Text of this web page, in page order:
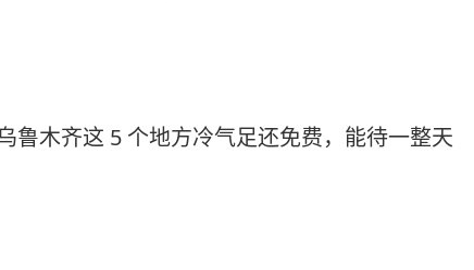
鲁木齐这 5 个地方冷气足还免费，能待一整天